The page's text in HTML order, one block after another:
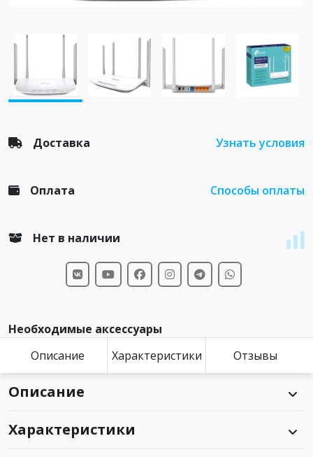
Доставка Узнать условия
Оплата Способы оплаты
Нет в наличии
Необходимые аксессуары
Описание
Характеристики Отзывы
Описание
Характеристики